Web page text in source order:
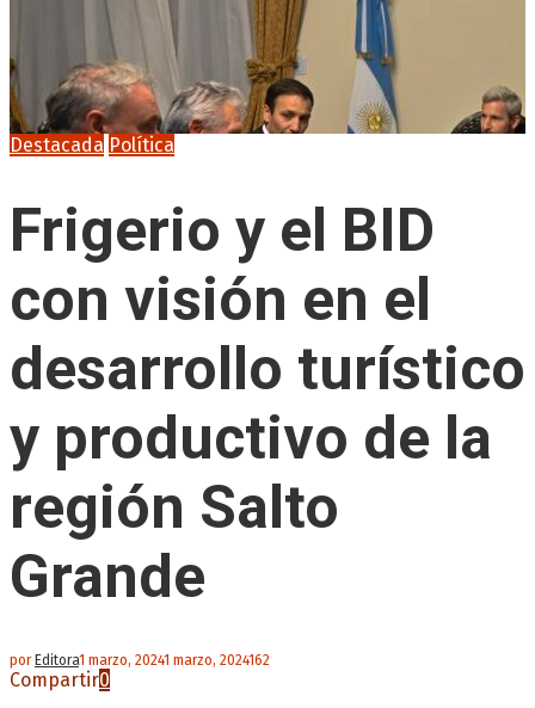
Destacada Política
Frigerio y el BID
con visión en el
desarrollo turístico
y productivo de la
región Salto
Grande
porEditora1 marzo, 20241 marzo, 2024162
Compartir0